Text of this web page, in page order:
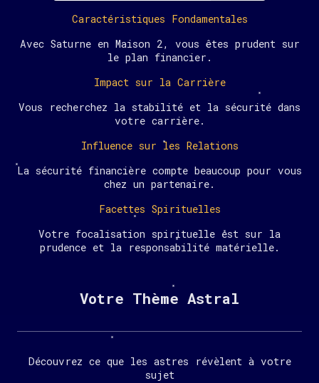
Caractéristiques Fondamentales
Avec Saturne en Maison 2, vous êtes prudent sur
le plan financier.
Impact sur la Carrière
Vous recherchez la stabilité et la sécurité dans
votre carrière.
Influence sur les Relations
La sécurité financière compte beaucoup pour vous
chez un partenaire.
Facettes Spirituelles
Votre focalisation spirituelle est sur la
prudence et la responsabilité matérielle.
Votre Thème Astral
Découvrez ce que les astres révèlent à votre
sujet